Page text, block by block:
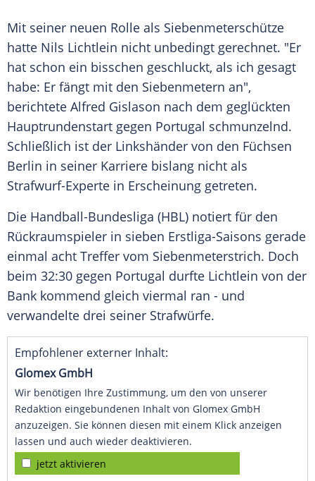
Mit seiner neuen Rolle als Siebenmeterschütze
hatte Nils Lichtlein nicht unbedingt gerechnet. "Er
hat schon ein bisschen geschluckt, als ich gesagt
habe: Er fängt mit den Siebenmetern an",
berichtete Alfred Gislason nach dem geglückten
Hauptrundenstart gegen Portugal schmunzelnd.
Schließlich ist der Linkshänder von den Füchsen
Berlin in seiner Karriere bislang nicht als
Strafwurf-Experte in Erscheinung getreten.
Die Handball-Bundesliga (HBL) notiert für den
Rückraumspieler in sieben Erstliga-Saisons gerade
einmal acht Treffer vom Siebenmeterstrich. Doch
beim 32:30 gegen Portugal durfte Lichtlein von der
Bank kommend gleich viermal ran - und
verwandelte drei seiner Strafwürfe.
Empfohlener externer Inhalt:
Glomex GmbH
Wir benötigen Ihre Zustimmung, um den von unserer
Redaktion eingebundenen Inhalt von Glomex GmbH
anzuzeigen. Sie können diesen mit einem Klick anzeigen
lassen und auch wieder deaktivieren.
jetzt aktivieren